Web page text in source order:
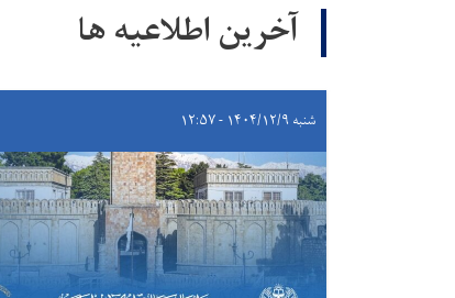
آخرین اطلاعیه ها
شنبه ۱۴۰۴/۱۲/۹ - ۱۲:۵۷